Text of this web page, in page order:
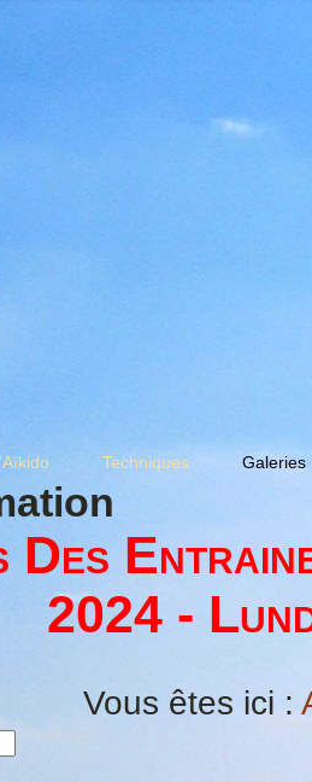
Techniques Galeries
Des
2024 -
Vous êtes ici :